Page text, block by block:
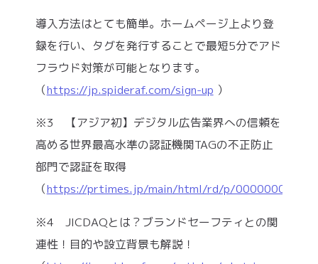
導入方法はとても簡単。ホームページ上より登
録を行い、タグを発行することで最短5分でアド
フラウド対策が可能となります。
（https://jp.spideraf.com/sign-up ）
※3 【アジア初】デジタル広告業界への信頼を
高める世界最高水準の認証機関TAGの不正防止
部門で認証を取得
（https://prtimes.jp/main/html/rd/p/
※4 JICDAQとは？ブランドセーフティとの関
連性！目的や設立背景も解説！